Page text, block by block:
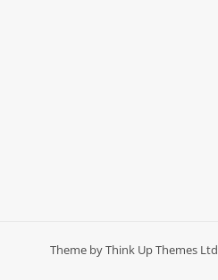
Theme byThink Up Themes Ltd